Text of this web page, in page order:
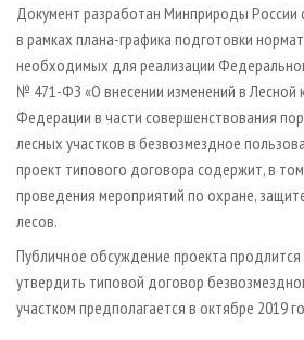
БИОЭНЕРГЕТИКА
ЦБП
ИНСТРУМЕНТ И МАТЕРИАЛЫ
RUSSIAN FORESTRY REVIEW
ГАЗЕТА ЛЕСПРОМФОРУМ
БИБЛИОТЕКА СПЕЦИАЛИСТА
Документ разработан Минприроды России
в рамках плана-графика подготовки
необходимых для реализации
№ 471-ФЗ «О внесении изменений в Лесной
Федерации в части совершенствования
лесных участков в безвозмездное
проект типового договора содержит, в том
проведения мероприятий по охране,
лесов.
Публичное обсуждение проекта
утвердить типовой договор
участком предполагается в октябре 2019